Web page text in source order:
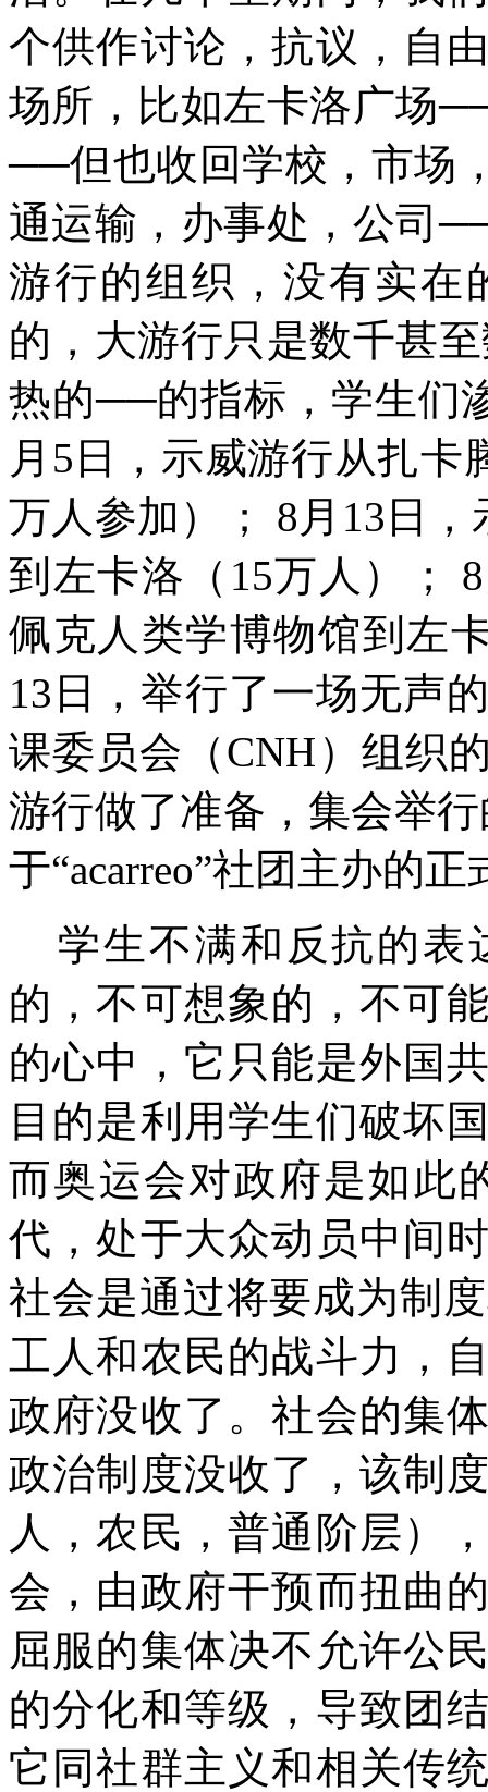
个供作讨论，抗议，自
场所，比如左卡洛广场
──但也收回学校，市场
通运输，办事处，公司
游行的组织，没有实在
的，大游行只是数千甚
热的──的指标，学生们
月5日，示威游行从扎卡
万人参加）；
8月13日，
到左卡洛（15万人）；
佩克人类学博物馆到左
13日，举行了一场无声
课委员会（CNH ）组织
游行做了准备，集会举
于“acarreo”社团主办的正
学生不满和反抗的表
的，不可想象的，不可
的心中，它只能是外国
目的是利用学生们破坏
而奥运会对政府是如此
代，处于大众动员中间
社会是通过将要成为制
工人和农民的战斗力，
政府没收了。社会的集
政治制度没收了，该制
人，农民，普通阶层）
会，由政府干预而扭曲
屈服的集体决不允许公
的分化和等级，导致团
它同社群主义和相关传